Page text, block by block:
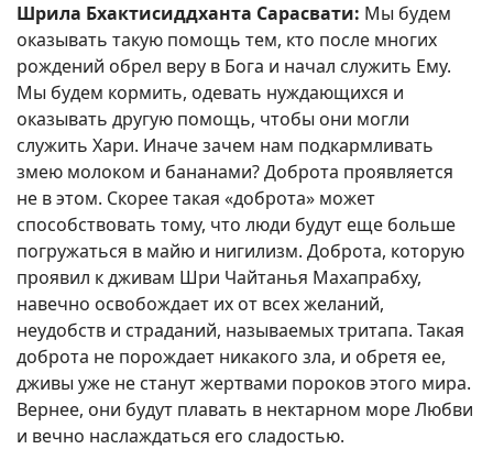
Шрила Бхактисиддханта Сарасвати: Мы будем
оказывать такую помощь тем, кто после многих
рождений обрел веру в Бога и начал служить Ему.
Мы будем кормить, одевать нуждающихся и
оказывать другую помощь, чтобы они могли
служить Хари. Иначе зачем нам подкармливать
змею молоком и бананами? Доброта проявляется
не в этом. Скорее такая «доброта» может
способствовать тому, что люди будут еще больше
погружаться в майю и нигилизм. Доброта, которую
проявил к дживам Шри Чайтанья Махапрабху,
навечно освобождает их от всех желаний,
неудобств и страданий, называемых тритапа. Такая
доброта не порождает никакого зла, и обретя ее,
дживы уже не станут жертвами пороков этого мира.
Вернее, они будут плавать в нектарном море Любви
и вечно наслаждаться его сладостью.